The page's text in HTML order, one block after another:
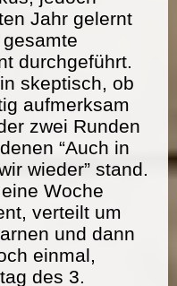
Jahr gelernt
durchgeführt.
skeptisch, ob
aufmerksam
zwei Runden
“Auch in
wieder” stand.
Woche
verteilt um
und dann
einmal,
des 3.